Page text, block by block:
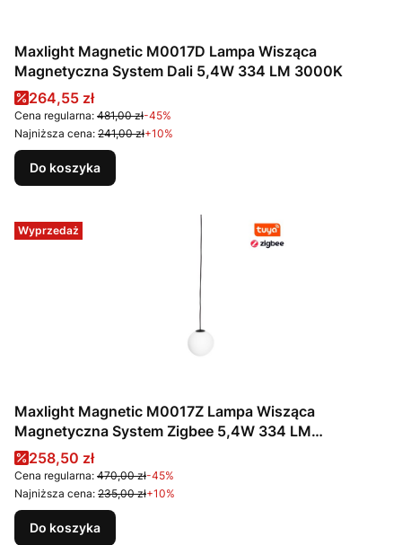
Maxlight Magnetic M0017D Lampa Wisząca
Magnetyczna System Dali 5,4W 334 LM 3000K
Cena promocyjna
264,55 zł
Cena regularna: 481,00 zł-45%
Najniższa cena: 241,00 zł+10%
Do koszyka
Wyprzedaż
Maxlight Magnetic M0017Z Lampa Wisząca
Magnetyczna System Zigbee 5,4W 334 LM
2700/5000K
Cena promocyjna
258,50 zł
Cena regularna: 470,00 zł-45%
Najniższa cena: 235,00 zł+10%
Do koszyka